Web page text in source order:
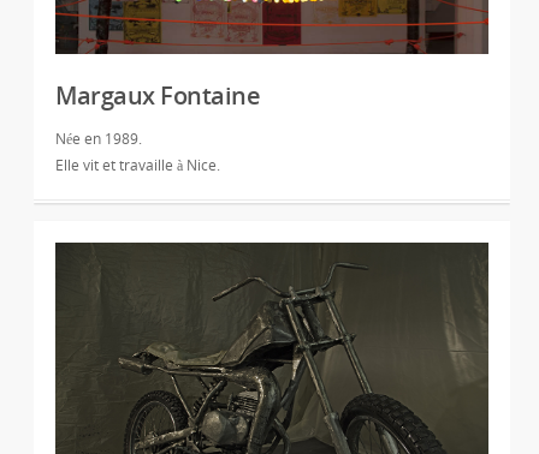
Margaux Fontaine
Née en 1989.
Elle vit et travaille à Nice.